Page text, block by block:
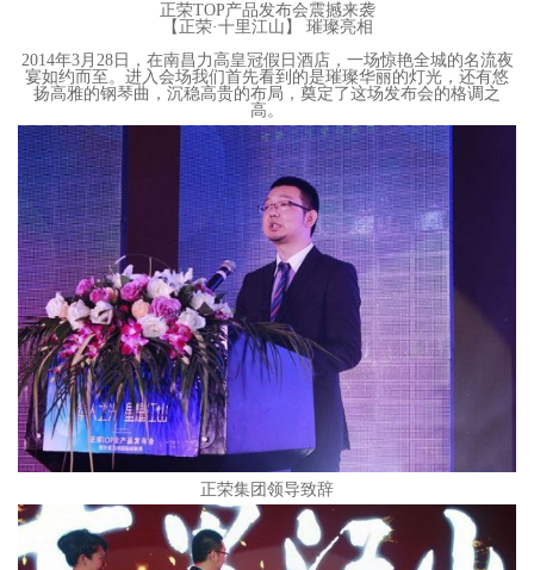
正荣TOP产品发布会震撼来袭
【正荣·十里江山】 璀璨亮相
2014年3月28日，在南昌力高皇冠假日酒店，一场惊艳全城的名流夜
宴如约而至。进入会场我们首先看到的是璀璨华丽的灯光，还有悠
扬高雅的钢琴曲，沉稳高贵的布局，奠定了这场发布会的格调之
高。
正荣集团领导致辞